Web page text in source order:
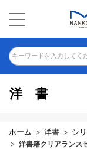
キーワードを入力してく
洋書
ホーム 洋書 シ
洋書籍クリアランス